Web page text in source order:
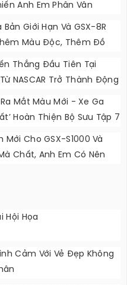
Anh Em Phân Vân
Giới Hạn Và GSX-8R
Màu Độc, Thêm Đồ
Thắng Đầu Tiên Tại
NASCAR Trở Thành Động
Ra Mắt Màu Mới - Xe Ga
Hoàn Thiện Bộ Sưu Tập 7
Mới Cho GSX-S1000 Và
Chất, Anh Em Có Nên
Hội Họa
Cảm Với Vẻ Đẹp Không